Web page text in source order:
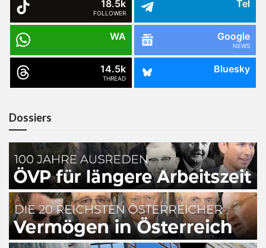
18.5k
FOLLOWER
Tel
WA Google
NEWS
14.5k
THREAD
Bluesky
Dossiers